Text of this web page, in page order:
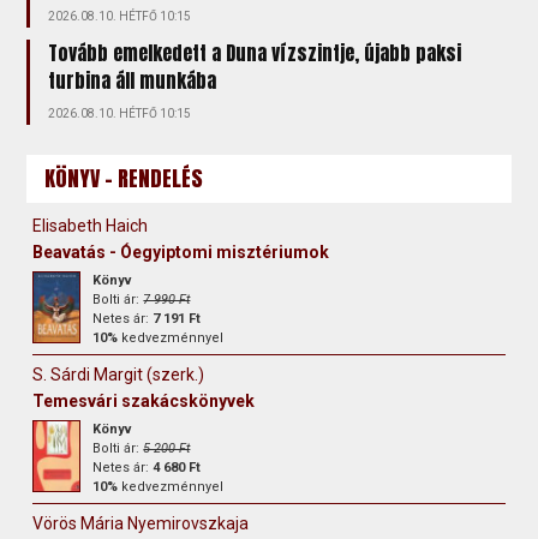
2026.08.10. HÉTFŐ 10:15
Tovább emelkedett a Duna vízszintje, újabb paksi
turbina áll munkába
2026.08.10. HÉTFŐ 10:15
KÖNYV - RENDELÉS
Elisabeth Haich
Beavatás - Óegyiptomi misztériumok
Könyv
Bolti ár:7 990 Ft
Netes ár: 7 191 Ft
10% kedvezménnyel
S. Sárdi Margit (szerk.)
Temesvári szakácskönyvek
Könyv
Bolti ár:5 200 Ft
Netes ár:4 680 Ft
10% kedvezménnyel
Vörös Mária Nyemirovszkaja